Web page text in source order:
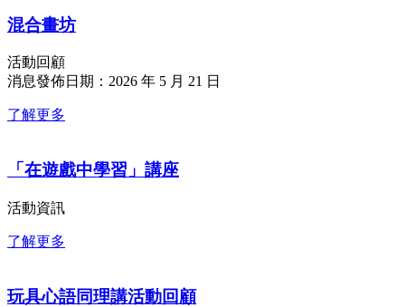
混合畫坊
活動回顧
消息發佈日期：2026 年 5 月 21 日
了解更多
「在遊戲中學習」講座
活動資訊
了解更多
玩具心語同理講活動回顧